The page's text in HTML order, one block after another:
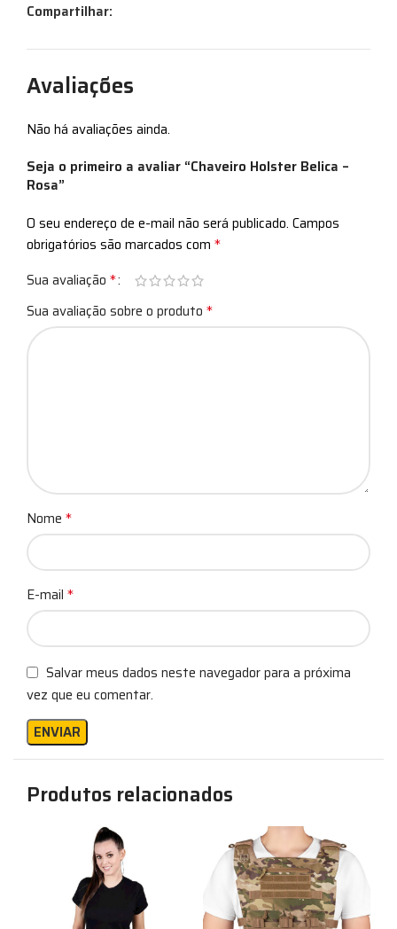
Compartilhar:
Avaliações
Não há avaliações ainda.
Seja o primeiro a avaliar “Chaveiro Holster Belica –
Rosa”
O seu endereço de e-mail não será publicado. Campos
obrigatórios são marcados com *
Sua avaliação *
Sua avaliação sobre o produto *
Nome *
E-mail *
Salvar meus dados neste navegador para a próxima
vez que eu comentar.
Produtos relacionados